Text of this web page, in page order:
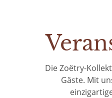
Die Zoëtry-
Gäste. Mit